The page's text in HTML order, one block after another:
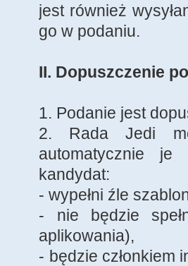
jest również
go w podaniu.
II. Dopuszczenie
1. Podanie jest
2. Rada Jedi
automatycznie je
kandydat:
- wypełni źle
- nie będzie
aplikowania),
- będzie członkiem